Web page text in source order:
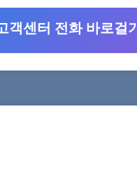
객센터 전화 바로걸기